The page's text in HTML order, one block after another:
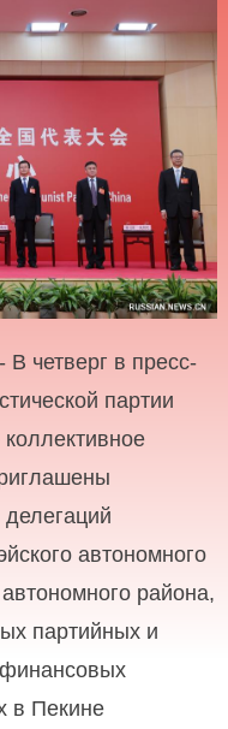
В четверг в пресс-
партии
автономного
района,
партийных и
финансовых
в Пекине